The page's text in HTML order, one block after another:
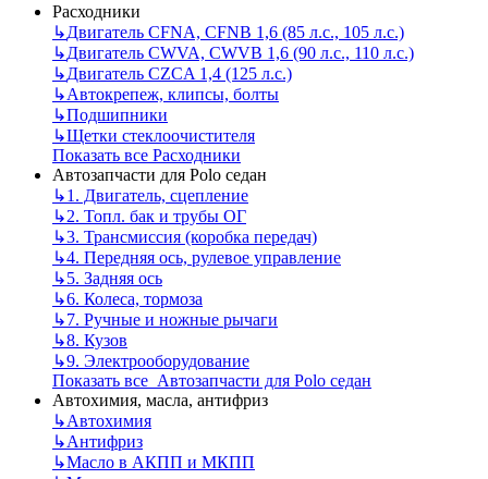
Расходники
↳Двигатель CFNA, CFNB 1,6 (85 л.с., 105 л.с.)
↳Двигатель CWVA, CWVB 1,6 (90 л.с., 110 л.с.)
↳Двигатель CZCA 1,4 (125 л.с.)
↳Автокрепеж, клипсы, болты
↳Подшипники
↳Щетки стеклоочистителя
Показать все Расходники
Автозапчасти для Polo седан
↳1. Двигатель, сцепление
↳2. Топл. бак и трубы ОГ
↳3. Трансмиссия (коробка передач)
↳4. Передняя ось, рулевое управление
↳5. Задняя ось
↳6. Колеса, тормоза
↳7. Ручные и ножные рычаги
↳8. Кузов
↳9. Электрооборудование
Показать все Автозапчасти для Polo седан
Автохимия, масла, антифриз
↳Автохимия
↳Антифриз
↳Масло в АКПП и МКПП